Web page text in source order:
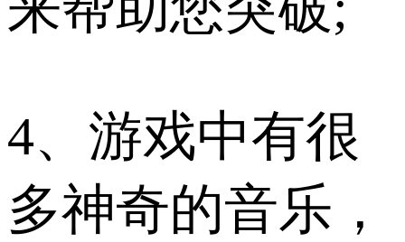
4、游戏中有很
多神奇的音乐，